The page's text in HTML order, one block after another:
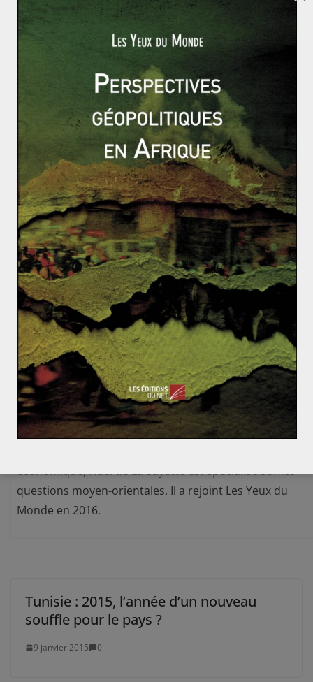
soit le vainqueur des prochaines législatives. La Russie
saluera probablement l’effort fait pour sortir son
partenaire stratégique en Syrie de l’isolation. Le seul
bémol risque d’être les puissances amies de la France
dans le Golfe, notamment les Émirats Arabes Unis,
hostiles à l’Iran. Mais c’est aussi une bonne raison de
faire preuve de cette force : avoir une relation aussi
bonne avec les Émirats et l’Iran peut être le premier
pas pour des tensions apaisées dans le Golfe, et vers
une résolution du conflit au Yémen.
Emmanuel Macron et Vladimir Poutine, est-ce que ça
peut fonctionner ?
L’Islam politique et l’Occident (1/3) : naissance d’un
mouvement dans le tourbillon politique du XXème
Naël DE LA SAYETTE
économique, Naël de La Sayette est spécialisé sur les
questions moyen-orientales. Il a rejoint Les Yeux du
Monde en 2016.
Tunisie : 2015, l’année d’un nouveau
souffle pour le pays ?
9 janvier 2015 0